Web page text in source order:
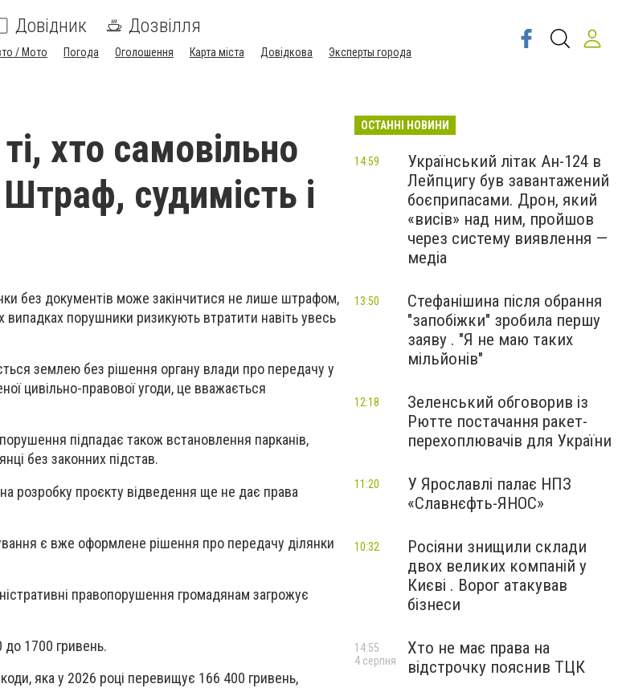
Довідник Дозвілля
/ Мото Погода Оголошення Карта міста Довідкова Эксперты города
хто самовільно
судимість і
без документів може закінчитися не лише штрафом,
порушники ризикують втратити навіть увесь
землею без рішення органу влади про передачу у
цивільно-правової угоди, це вважається
підпадає також встановлення парканів,
без законних підстав.
розробку проєкту відведення ще не дає права
є вже оформлене рішення про передачу ділянки
правопорушення громадянам загрожує
до 1700 гривень.
яка у 2026 році перевищує 166 400 гривень,
ОСТАННІ НОВИНИ
Український літак Ан-124 в
Лейпцигу був завантажений
боєприпасами. Дрон, який
«висів» над ним, пройшов
через систему виявлення —
медіа
14:59
Стефанішина після обрання
"запобіжки" зробила першу
заяву . "Я не маю таких
мільйонів"
13:50
Зеленський обговорив із
Рютте постачання ракет-
перехоплювачів для України
12:18
У Ярославлі палає НПЗ
«Славнєфть-ЯНОС»
11:20
Росіяни знищили склади
двох великих компаній у
Києві . Ворог атакував
бізнеси
10:32
Хто не має права на
відстрочку пояснив ТЦК
14:55
4 серпня